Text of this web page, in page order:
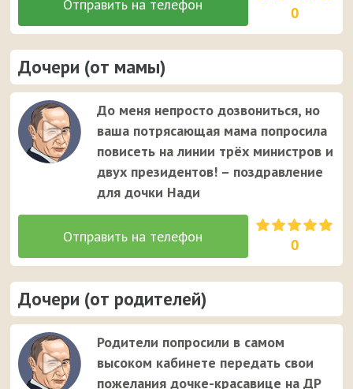
0
Дочери (от мамы)
До меня непросто дозвониться, но
ваша потрясающая мама попросила
повисеть на линии трёх министров и
двух президентов! – поздравление
для дочки Нади
0
Дочери (от родителей)
Родители попросили в самом
высоком кабинете передать свои
пожелания дочке-красавице на ДР